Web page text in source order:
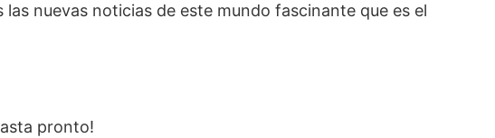
nuevas noticias de este mundo fascinante que es el
pronto!